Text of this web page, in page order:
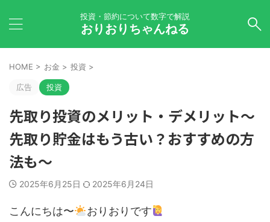
投資・節約について数字で解説
おりおりちゃんねる
HOME > お金 > 投資 >
広告 投資
先取り投資のメリット・デメリット～
先取り貯金はもう古い？おすすめの方
法も～
2025年6月25日 2025年6月24日
こんにちは〜 おりおりです